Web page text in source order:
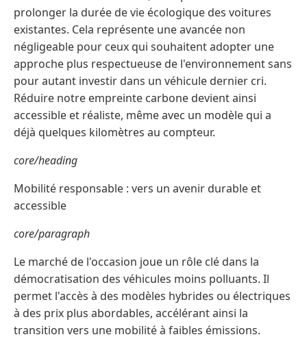
prolonger la durée de vie écologique des voitures
existantes. Cela représente une avancée non
négligeable pour ceux qui souhaitent adopter une
approche plus respectueuse de l'environnement sans
pour autant investir dans un véhicule dernier cri.
Réduire notre empreinte carbone devient ainsi
accessible et réaliste, même avec un modèle qui a
déjà quelques kilomètres au compteur.
core/heading
Mobilité responsable : vers un avenir durable et
accessible
core/paragraph
Le marché de l'occasion joue un rôle clé dans la
démocratisation des véhicules moins polluants. Il
permet l'accès à des modèles hybrides ou électriques
à des prix plus abordables, accélérant ainsi la
transition vers une mobilité à faibles émissions.